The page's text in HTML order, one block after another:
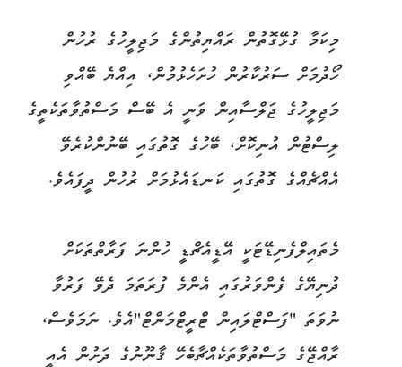
މިކަމާ ގުޅޭގޮތުން ރައްޔިތުންގެ މަޖިލީހުގެ ރުހުން
ހޯދުމަށް ސަރުކާރުން ހުށަހެޅުމުން، އިއްޔެ ބޭއްވި
މަޖިލީހުގެ ޖަލްސާއިން ވަނީ އެ ބޭސް މަސްތުވާތަކެތީގެ
ލިސްޓުން އުނިކޮށް، ބޭހުގެ ގޮތުގައި ބޭނުންކުރެވޭ
އެއްޗެއްގެ ގޮތުގައި ކަނޑައެޅުމަށް ރުހުން ދީފައެވެ.
މެތައިލްފެނިޑޭޓަކީ އޭޑީއެޗްޑީ ހުންނަ ފަރާތްތަކަށް
ދުނިޔޭގެ ފެންވަރުގައި އެންމެ ފުރަތަމަ ދެވޭ ފަރުވާ
ނުވަތަ "ފަސްޓްލައިން ޓްރީޓްމަންޓް"އެވެ. ނަމަވެސް،
ރާއްޖޭގެ މަސްތުވާތަކެއްޗާބެހޭ ޤާނޫނުގެ ދަށުން އެއީ